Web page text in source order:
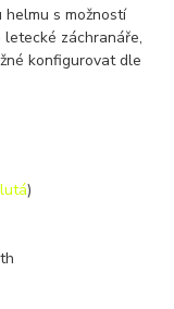
s možností
záchranáře,
konfigurovat dle
)